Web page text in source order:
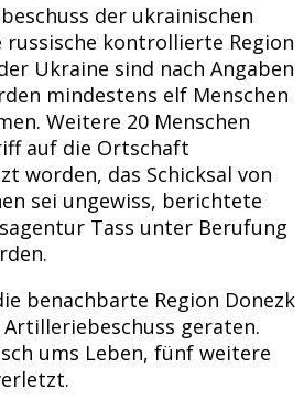
der ukrainischen
kontrollierte Region
Ukraine sind nach Angaben
mindestens elf Menschen
Weitere 20 Menschen
auf die Ortschaft
worden, das Schicksal von
sei ungewiss, berichtete
Tass unter Berufung
benachbarte Region Donezk
geraten.
ums Leben, fünf weitere